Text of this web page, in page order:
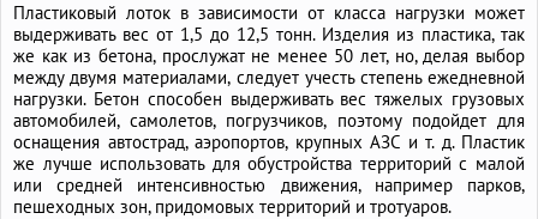
Пластиковый лоток в зависимости от класса нагрузки может
выдерживать вес от 1,5 до 12,5 тонн. Изделия из пластика, так
же как из бетона, прослужат не менее 50 лет, но, делая выбор
между двумя материалами, следует учесть степень ежедневной
нагрузки. Бетон способен выдерживать вес тяжелых грузовых
автомобилей, самолетов, погрузчиков, поэтому подойдет для
оснащения автострад, аэропортов, крупных АЗС и т. д. Пластик
же лучше использовать для обустройства территорий с малой
или средней интенсивностью движения, например парков,
пешеходных зон, придомовых территорий и тротуаров.